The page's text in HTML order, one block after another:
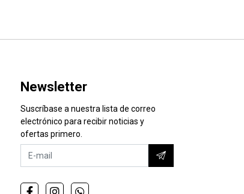
Newsletter
Suscríbase a nuestra lista de correo
electrónico para recibir noticias y
ofertas primero.